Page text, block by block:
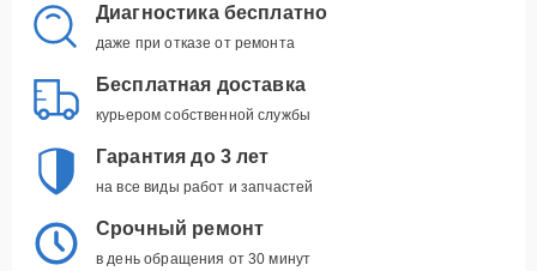
Диагностика бесплатно
даже при отказе от ремонта
Бесплатная доставка
курьером собственной службы
Гарантия до 3 лет
на все виды работ и запчастей
Срочный ремонт
в день обращения от 30 минут